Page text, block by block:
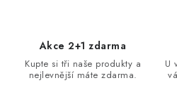
Akce 2+1 zdarma
Kupte si tři naše produkty a
nejlevnější máte zdarma.
U